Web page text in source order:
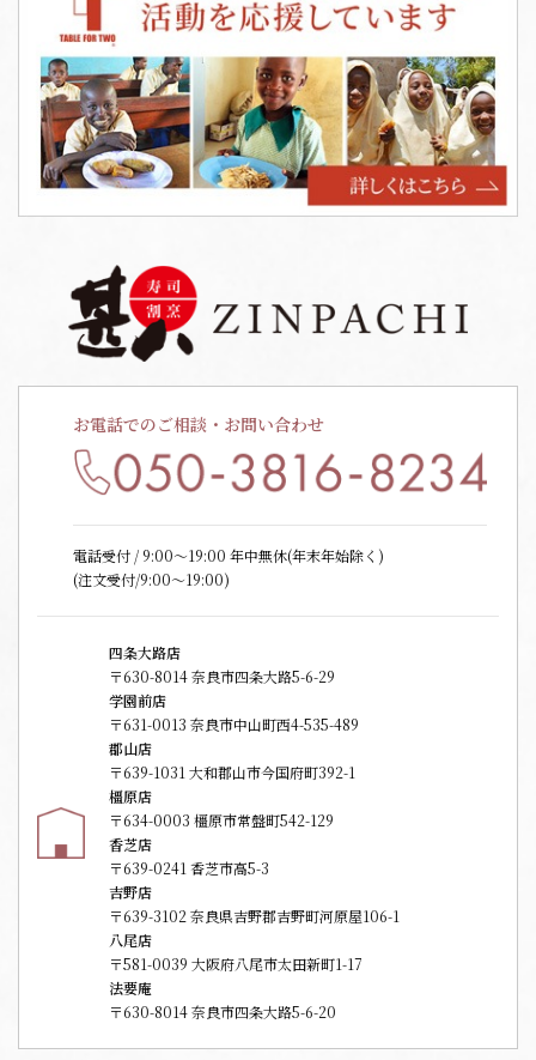
お電話でのご相談・お問い合わせ
電話受付 / 9:00〜19:00 年中無休(年末年始除く)
(注文受付/9:00～19:00)
四条大路店
〒630-8014 奈良市四条大路5-6-29
学園前店
〒631-0013 奈良市中山町西4-535-489
郡山店
〒639-1031 大和郡山市今国府町392-1
橿原店
〒634-0003 橿原市常盤町542-129
香芝店
〒639-0241 香芝市高5-3
吉野店
〒639-3102 奈良県吉野郡吉野町河原屋106-1
八尾店
〒581-0039 大阪府八尾市太田新町1-17
法要庵
〒630-8014 奈良市四条大路5-6-20